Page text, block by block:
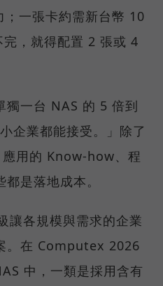
一張卡約需新台幣 10
，就得配置 2 張或 4
獨一台 NAS 的 5 倍到
企業都能接受。」除了
用的 Know-how、程
是落地成本。
讓各規模與需求的企業
。在 Computex 2026
中，一類是採用含有